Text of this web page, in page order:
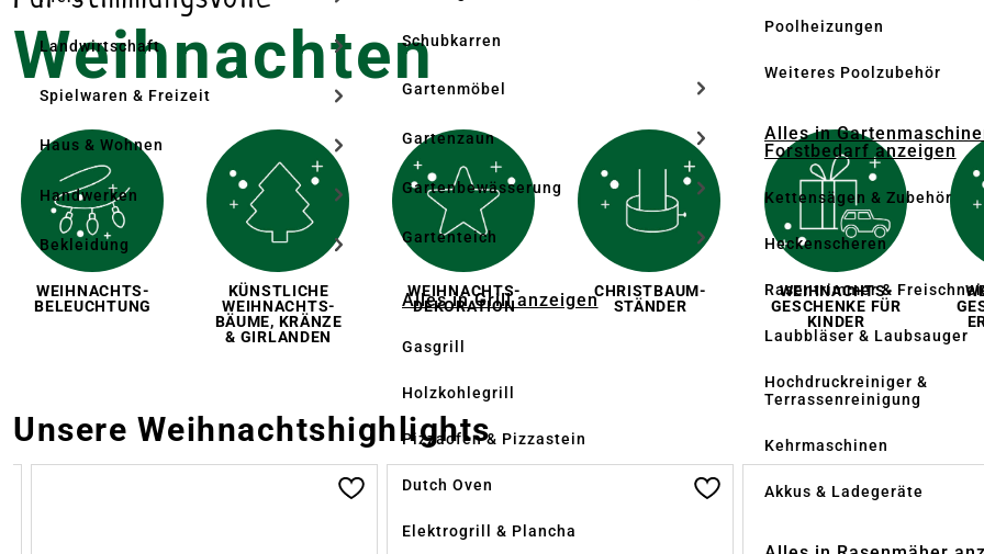
Landwirtschaft
Spielwaren & Freizeit
Haus & Wohnen
Handwerken
Bekleidung
Schubkarren
Gartenmöbel
Gartenzaun
Gartenbewässerung
Gartenteich
Alles in Grill anzeigen
Gasgrill
Holzkohlegrill
Pizzaofen & Pizzastein
Dutch Oven
Elektrogrill & Plancha
Poolheizungen
Weiteres Poolzubehör
Alles in
Forstbedarf anzeigen
Kettensägen & Zubehör
Heckenscheren
Rasentrimmer &
Laubbläser & Laubsauger
Hochdruckreiniger &
Terrassenreinigung
Kehrmaschinen
Akkus & Ladegeräte
Weihnachten
WEIHNACHTS­
BELEUCH­TUNG
KÜNSTLICHE
WEIHNACHTS­
BÄUME, KRÄNZE
& GIRLANDEN
WEIHNACHTS­
DEKO­RATION
CHRIST­BAUM­
STÄNDER
WEIHNACHTS­
GESCHENKE FÜR
KINDER
Unsere Weihnachtshighlights